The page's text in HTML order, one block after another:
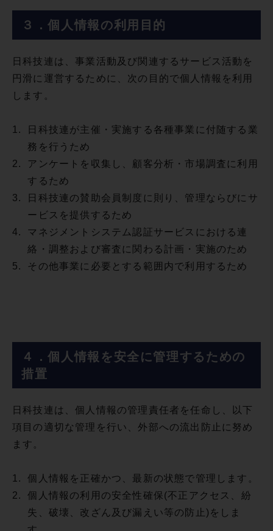
３．個人情報の利用目的
日科技連は、事業活動及び関連するサービス活動を
円滑に運営するために、次の目的で個人情報を利用
します。
1.
日科技連が主催・実施する各種事業に付随する業
務を行うため
2.
アンケートを収集し、顧客分析・市場調査に利用
するため
3.
日科技連の賛助会員制度に則り、管理ならびにサ
ービスを提供するため
4.
マネジメントシステム認証サービスにおける連
絡・調整および審査に関わる計画・実施のため
5.
その他事業に必要とする範囲内で利用するため
４．個人情報を安全に管理するための
措置
日科技連は、個人情報の管理責任者を任命し、以下
項目の適切な管理を行い、外部への流出防止に努め
ます。
1.
個人情報を正確かつ、最新の状態で管理します。
2.
個人情報の利用の安全性確保(不正アクセス、紛
失、破壊、改ざん及び漏えい等の防止)をしま